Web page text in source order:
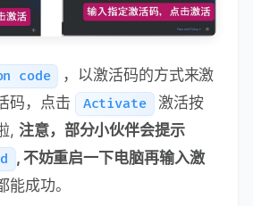
code
，以激活码的方式来激
码，点击
Activate
激活按
, 注意，部分小伙伴会提示
, 不妨重启一下电脑再输入激
能成功。